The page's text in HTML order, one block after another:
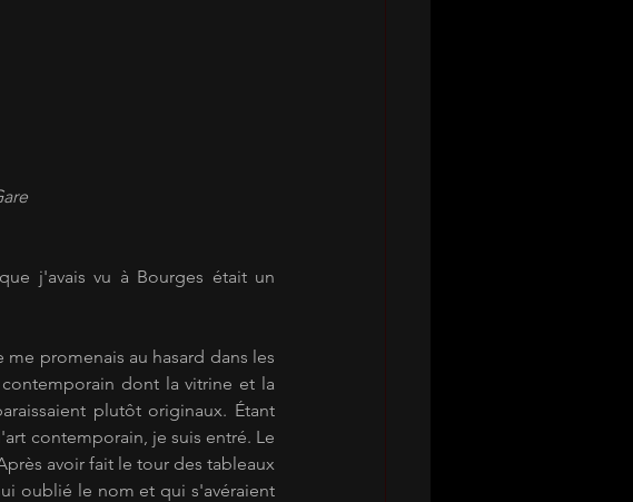
j'avais vu à Bourges était un
promenais au hasard dans les
dont la vitrine et la
plutôt originaux. Étant
contemporain, je suis entré. Le
avoir fait le tour des tableaux
oublié le nom et qui s'avéraient